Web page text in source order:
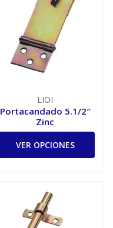
LIOI
Portacandado 5.1/2″
Zinc
VER OPCIONES